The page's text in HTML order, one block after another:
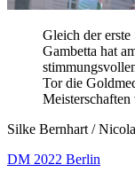
Gleich der
Gambetta hat
Tor die
Silke Bernhart /
DM 2022 Berlin